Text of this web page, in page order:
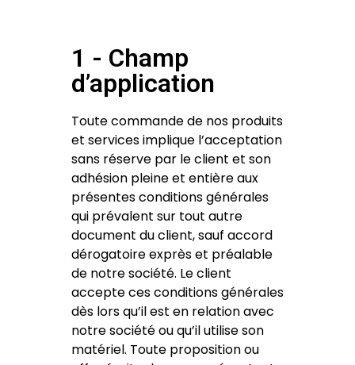
1 - Champ
d’application
Toute commande de nos produits
et services implique l’acceptation
sans réserve par le client et son
adhésion pleine et entière aux
présentes conditions générales
qui prévalent sur tout autre
document du client, sauf accord
dérogatoire exprès et préalable
de notre société. Le client
accepte ces conditions générales
dès lors qu’il est en relation avec
notre société ou qu’il utilise son
matériel. Toute proposition ou